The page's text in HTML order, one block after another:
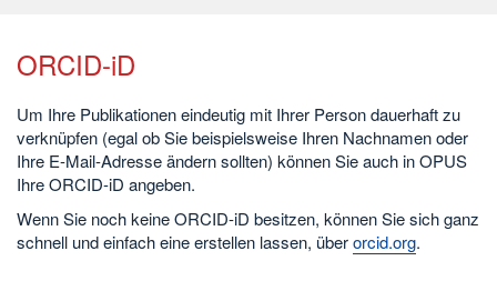
ORCID-iD
Um Ihre Publikationen eindeutig mit Ihrer Person dauerhaft zu
verknüpfen (egal ob Sie beispielsweise Ihren Nachnamen oder
Ihre E-Mail-Adresse ändern sollten) können Sie auch in OPUS
Ihre ORCID-iD angeben.
Wenn Sie noch keine ORCID-iD besitzen, können Sie sich ganz
schnell und einfach eine erstellen lassen, überorcid.org.